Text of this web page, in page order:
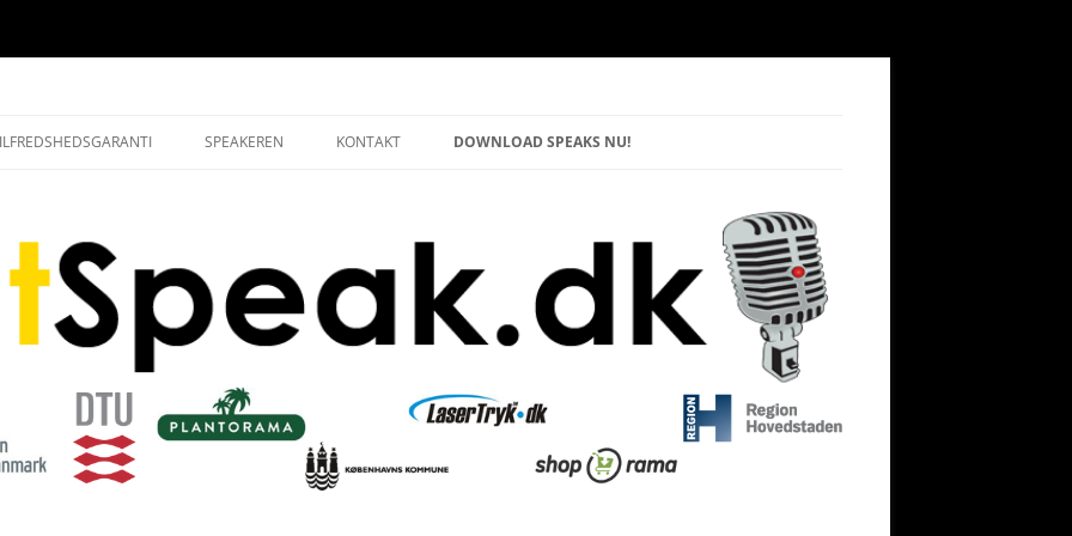
TELEFONSVARER
RADIOSPOT
BIOGRAFREKLAME
ANIMERET VIDEO
PRODUKTVIDEO
PRÆSENTATIONSFILM
SPEAKEREN KONTAKT DOWNLOAD SPEAKS NU!
HØJTIDSPAKKEN